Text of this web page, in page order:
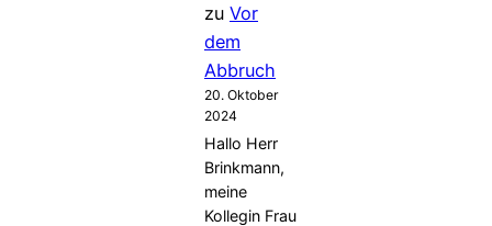
zu Vor
dem
Abbruch
20. Oktober
2024
Hallo Herr
Brinkmann,
meine
Kollegin Frau